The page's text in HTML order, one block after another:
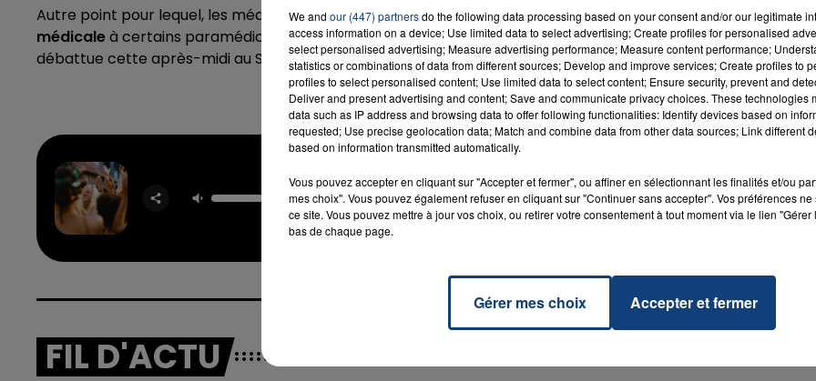
Autre point pour lequel, les médecins libéraux sont en grève ce mardi, "l'accès direct" sans prescription
médicaleà certains paramédicaux comme les kinés, orthophonistes etc... Une proposition de loi, sera
débattue cette après-midi au Sénat.
Hubiera
Conocido
KAROL G
RADIO CONTACT
FIL D'ACTU
We and our (447) partnersdo the following data processing based on your consent and/or our legitimate
access information on a device; Use limited data to select advertising; Create profiles for personalised
select personalised advertising; Measure advertising performance; Measure content performance;
statistics or combinations of data from different sources; Develop and improve services; Create profiles to
profiles to select personalised content; Use limited data to select content; Ensure security, prevent and
Deliver and present advertising and content; Save and communicate privacy choices. These technologies
data such as IP address and browsing data to offer following functionalities: Identify devices based on
requested; Use precise geolocation data; Match and combine data from other data sources; Link different
based on information transmitted automatically.
Vous pouvez accepter en cliquant sur "Accepter et fermer", ou affiner en sélectionnant les finalités et/ou
mes choix". Vous pouvez également refuser en cliquant sur "Continuer sans accepter". Vos préférences
ce site. Vous pouvez mettre à jour vos choix, ou retirer votre consentement à tout moment via le lien
bas de chaque page.
Gérer mes choix Accepter et fermer